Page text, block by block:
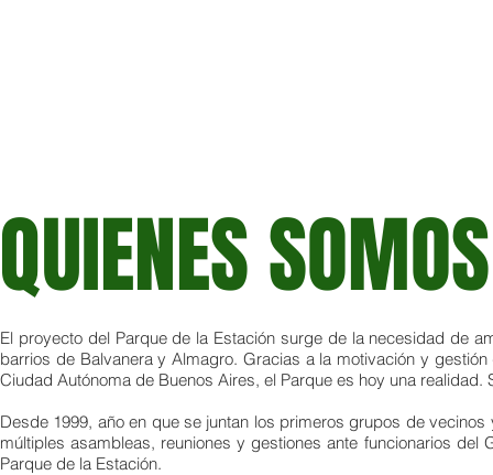
QUIENES SOMOS
El proyecto del Parque de la Estación surge de la necesidad de
barrios de Balvanera y Almagro. Gracias a la motivación y
Ciudad Autónoma de Buenos Aires, el Parque es hoy una
Desde 1999, año en que se juntan los primeros grupos de
múltiples asambleas, reuniones y gestiones ante funcionarios
Parque de la Estación.